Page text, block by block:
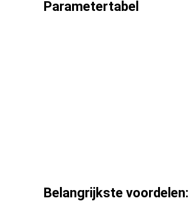
Parametertabel
Belangrijkste voordelen: